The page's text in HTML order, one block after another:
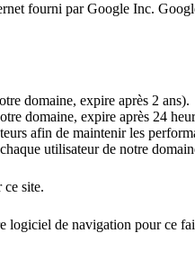
fourni par Google Inc.
domaine, expire après 2 ans).
domaine, expire après 24
afin de maintenir les
utilisateur de notre
ce site.
logiciel de navigation pour ce